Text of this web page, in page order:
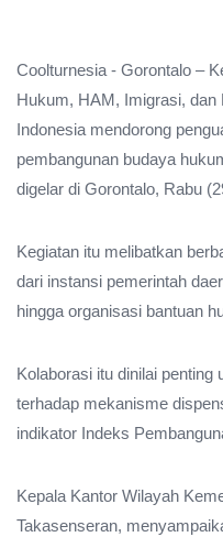
Coolturnesia - Gorontalo –
Hukum, HAM, Imigrasi,
Indonesia mendorong
pembangunan budaya
digelar di Gorontalo, Rabu
Kegiatan itu melibatkan
dari instansi pemerintah
hingga organisasi bantuan
Kolaborasi itu dinilai
terhadap mekanisme
indikator Indeks
Kepala Kantor Wilayah
Takasenseran,